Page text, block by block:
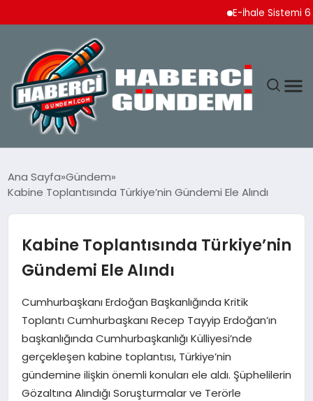
E-İhale Sistemi 6
SPOR
EKONOMI
DÜNYA
MAGAZIN
EĞITIM
Ana Sayfa Gündem
Kabine Toplantısında Türkiye’nin Gündemi Ele Alındı
Kabine Toplantısında Türkiye’nin
Gündemi Ele Alındı
Cumhurbaşkanı Erdoğan Başkanlığında Kritik
Toplantı Cumhurbaşkanı Recep Tayyip Erdoğan’ın
başkanlığında Cumhurbaşkanlığı Külliyesi’nde
gerçekleşen kabine toplantısı, Türkiye’nin
gündemine ilişkin önemli konuları ele aldı. Şüphelilerin
Gözaltına Alındığı Soruşturmalar ve Terörle